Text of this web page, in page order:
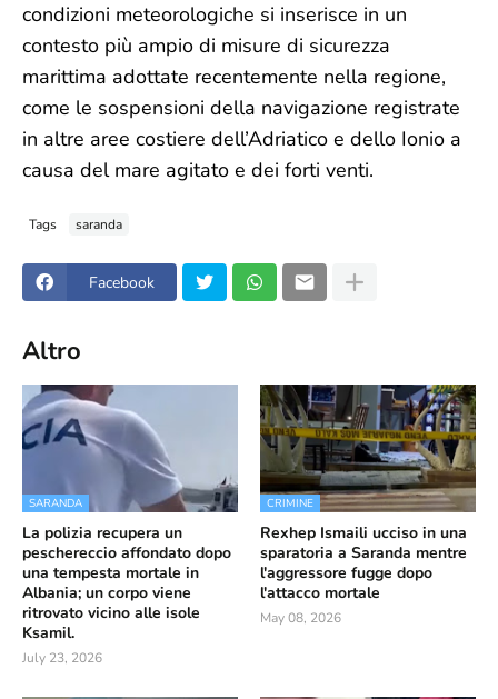
condizioni meteorologiche si inserisce in un
contesto più ampio di misure di sicurezza
marittima adottate recentemente nella regione,
come le sospensioni della navigazione registrate
in altre aree costiere dell’Adriatico e dello Ionio a
causa del mare agitato e dei forti venti.
Tags saranda
Facebook
Altro
SARANDA
La polizia recupera un
peschereccio affondato dopo
una tempesta mortale in
Albania; un corpo viene
ritrovato vicino alle isole
Ksamil.
July 23, 2026
CRIMINE
Rexhep Ismaili ucciso in una
sparatoria a Saranda mentre
l'aggressore fugge dopo
l'attacco mortale
May 08, 2026